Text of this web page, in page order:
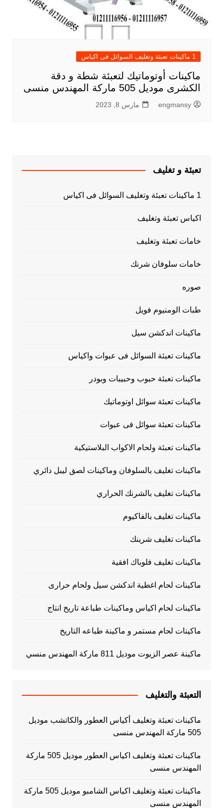
1 ماكينات تعبئة وتغليف السوائل فى اكياس
ماكينات أوتوماتيك لتعبئة شطة و دقة
الكشرى موديل 505 ماركة المهندس منسى
engmansy مارس 8, 2023
تعبئة و تغليف
1 ماكينات تعبئة وتغليف السوائل فى اكياس
اكياس تعبئة وتغليف
خامات تعبئة وتغليف
خامات سلوفان شرنك
صوره
طبات الومنيوم فويل
ماكينات اندكشن سيل
ماكينات تعبئة السوائل فى عبوات واكياس
ماكينات تعبئة حبوب وحبيبات وبودر
ماكينات تعبئة سوائل اوتوماتيك
ماكينات تعبئة سوائل فى عبوات
ماكينات تعبئة ولحام الاكواب البلاستيكية
ماكينات تغليف بالسلوفان وماكينات لصق ليبل دائري
ماكينات تغليف بالشرنك الحراري
ماكينات تغليف بالفاكيوم
ماكينات تغليف شرينك
ماكينات تغليف فلوباك افقية
ماكينات لحام اغطية اندكشن سيل ولحام حرارى
ماكينات لحام اكياس وماكينات طباعة تاريخ انتاج
ماكينات لحام مستمر و ماكينة طباعه التاريخ
ماكينة عصر الزيوت موديل 811 ماركة المهندس منسي
التعبئة والتغليف
ماكينات تعبئة وتغليف أكياس العطور والكاتشب موديل
505 ماركة المهندس منسى
ماكينات تعبئة وتغليف اكياس العطور موديل 505 ماركة
المهندس منسى
ماكينات تعبئة وتغليف اكياس الشامبو موديل 505 ماركة
المهندس منسى